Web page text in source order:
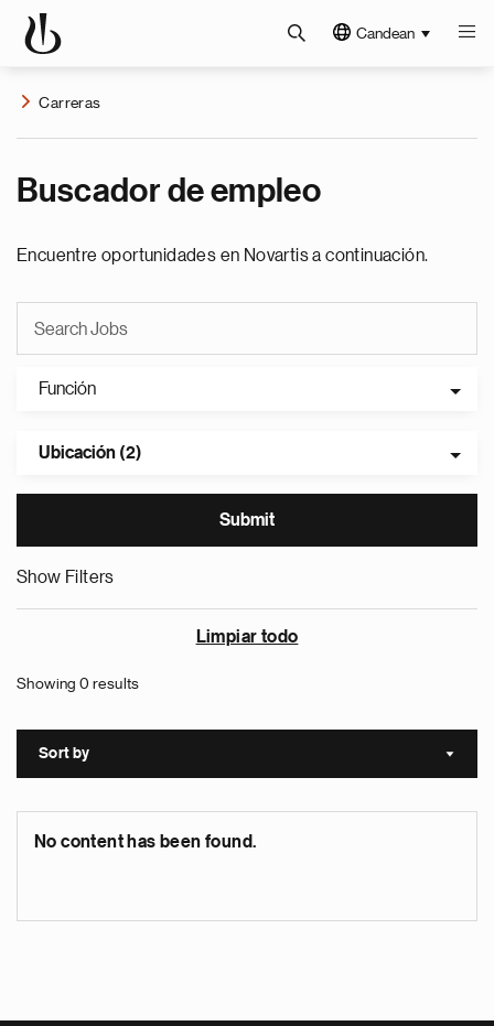
Candean
Carreras
Buscador de empleo
Encuentre oportunidades en Novartis a continuación.
Función
Ubicación (2)
Show Filters
Limpiar todo
Showing 0 results
Sort by Sort
No content has been found.